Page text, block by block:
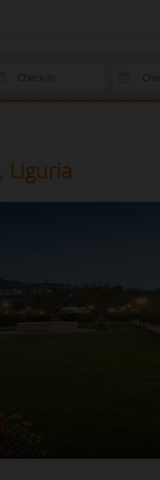
Liguria